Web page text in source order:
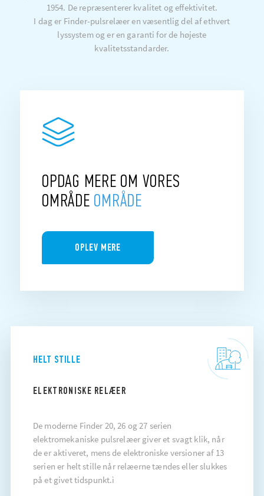
1954. De repræsenterer kvalitet og effektivitet.
I dag er Finder-pulsrelæer en væsentlig del af ethvert
lyssystem og er en garanti for de højeste
kvalitetsstandarder.
OPDAG MERE OM VORES
OMRÅDE OMRÅDE
OPLEV MERE
HELT STILLE
ELEKTRONISKE RELÆER
De moderne Finder 20, 26 og 27 serien
elektromekaniske pulsrelæer giver et svagt klik, når
de er aktiveret, mens de elektroniske versioner af 13
serien er helt stille når relæerne tændes eller slukkes
på et givet tidspunkt.ì